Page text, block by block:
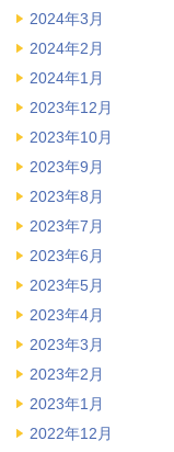
2024年3月
2024年2月
2024年1月
2023年12月
2023年10月
2023年9月
2023年8月
2023年7月
2023年6月
2023年5月
2023年4月
2023年3月
2023年2月
2023年1月
2022年12月